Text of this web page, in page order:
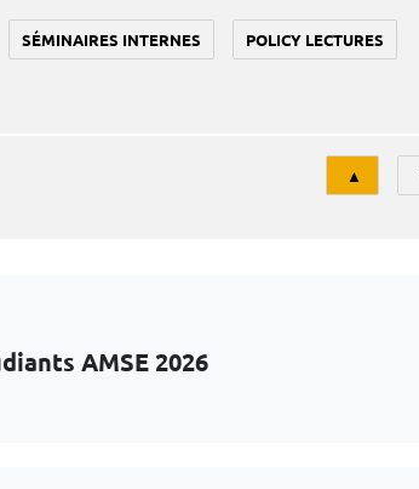
SÉMINAIRES INTERNES POLICY LECTURES
Tri
▲
AMSE 2026